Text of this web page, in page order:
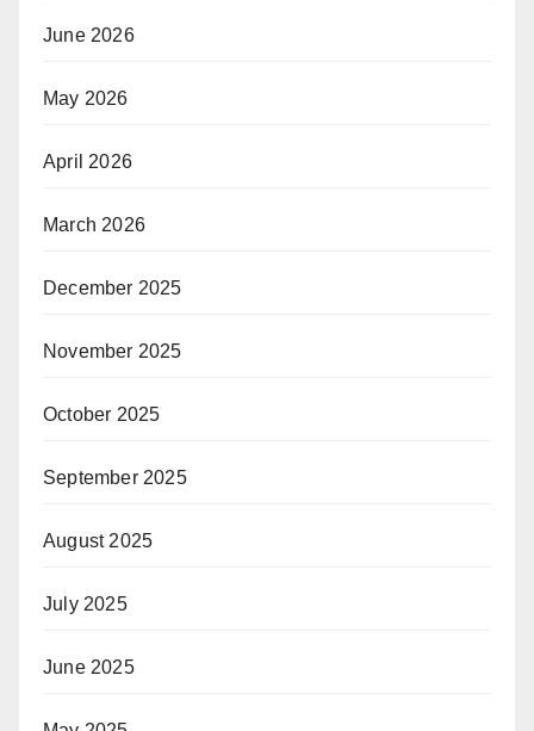
June 2026
May 2026
April 2026
March 2026
December 2025
November 2025
October 2025
September 2025
August 2025
July 2025
June 2025